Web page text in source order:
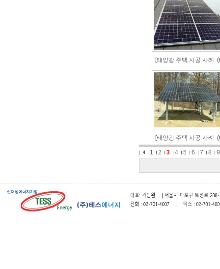
[태양광 주택 시공 사례
[태양광 주택 시공 사례
1 2 3 4 5 6 7 8